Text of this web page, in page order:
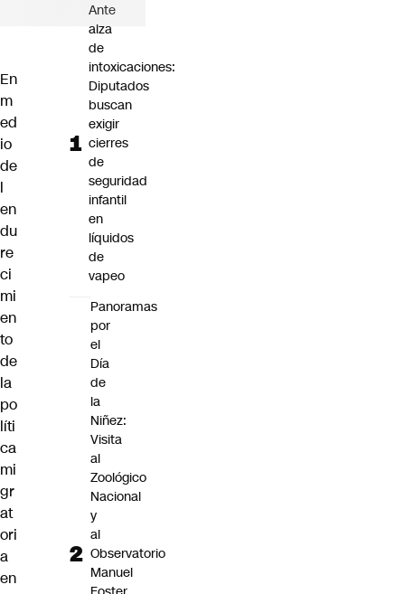
En
m
ed
io
de
l
en
du
re
ci
mi
en
to
de
la
po
líti
ca
mi
gr
at
ori
a
en
Ante
alza
de
intoxicaciones:
Diputados
buscan
exigir
cierres
de
seguridad
infantil
en
líquidos
de
vapeo
Panoramas
por
el
Día
de
la
Niñez:
Visita
al
Zoológico
Nacional
y
al
Observatorio
Manuel